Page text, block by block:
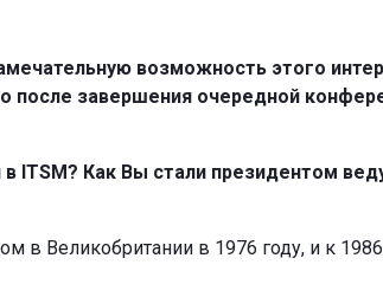
возможность этого
после завершения очередной
ITSM? Как Вы стали президентом
в Великобритании в 1976 году, и к